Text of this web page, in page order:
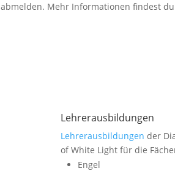
abmelden. Mehr Informationen findest
Lehrerausbildungen
Lehrerausbildungen der
of White Light für die
Engel